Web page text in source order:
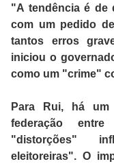
"A tendência é de
com um pedido
tantos erros
iniciou o
como um "crime"
Para Rui, há um
federação
"distorções"
eleitoreiras". O